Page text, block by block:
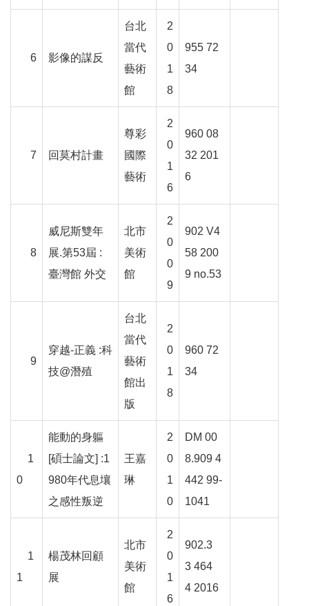
g
b
e
6 影像的謀反
台北
當代
藝術
館
2
0
1
8
955 72
34
7 回莫村計畫
尊彩
國際
藝術
2
0
1
6
960 08
32 201
6
8
威尼斯雙年
展.第53屆 :
臺灣館 外交
北市
美術
館
2
0
0
9
902 V4
58 200
9 no.53
9
穿越-正義 :科
技@潛殖
台北
當代
藝術
館出
版
2
0
1
8
960 72
34
1
0
能動的身軀
[碩士論文] :1
980年代息壤
之感性叛逆
王嘉
琳
2
0
1
0
DM 00
8.909 4
442 99-
1041
1
1
楊茂林回顧
展
北市
美術
館
2
0
1
6
902.3
3 464
4 2016